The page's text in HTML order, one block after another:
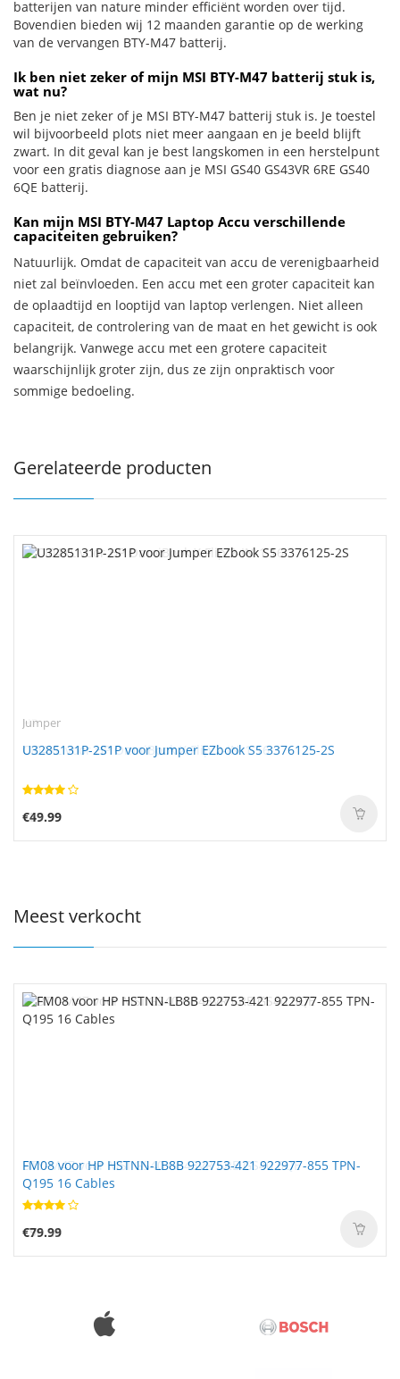
batterijen van nature minder efficiënt worden over tijd.
Bovendien bieden wij 12 maanden garantie op de werking
van de vervangen BTY-M47 batterij.
Ik ben niet zeker of mijn MSI BTY-M47 batterij stuk is,
wat nu?
Ben je niet zeker of je MSI BTY-M47 batterij stuk is. Je toestel
wil bijvoorbeeld plots niet meer aangaan en je beeld blijft
zwart. In dit geval kan je best langskomen in een herstelpunt
voor een gratis diagnose aan je MSI GS40 GS43VR 6RE GS40
6QE batterij.
Kan mijn MSI BTY-M47 Laptop Accu verschillende
capaciteiten gebruiken?
Natuurlijk. Omdat de capaciteit van accu de verenigbaarheid
niet zal beïnvloeden. Een accu met een groter capaciteit kan
de oplaadtijd en looptijd van laptop verlengen. Niet alleen
capaciteit, de controlering van de maat en het gewicht is ook
belangrijk. Vanwege accu met een grotere capaciteit
waarschijnlijk groter zijn, dus ze zijn onpraktisch voor
sommige bedoeling.
Gerelateerde producten
Jumper
U3285131P-2S1P voor Jumper EZbook S5 3376125-2S
€49.99
Meest verkocht
FM08 voor HP HSTNN-LB8B 922753-421 922977-855 TPN-
Q195 16 Cables
€79.99